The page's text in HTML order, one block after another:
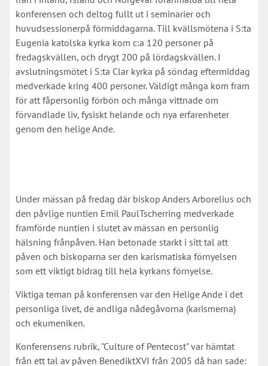
konferensen och deltog fullt ut i seminarier och
huvudsessionerpå förmiddagarna. Till kvällsmötena i S:ta
Eugenia katolska kyrka kom c:a 120 personer på
fredagskvällen, och drygt 200 på lördagskvällen. I
avslutningsmötet i S:ta Clar kyrka på söndag eftermiddag
medverkade kring 400 personer. Väldigt många kom fram
för att fåpersonlig förbön och många vittnade om
förvandlade liv, fysiskt helande och nya erfarenheter
genom den helige Ande.
Under mässan på fredag där biskop Anders Arborelius och
den påvlige nuntien Emil PaulTscherring medverkade
framförde nuntien i slutet av mässan en personlig
hälsning frånpåven. Han betonade starkt i sitt tal att
påven och biskoparna ser den karismatiska förnyelsen
som ett viktigt bidrag till hela kyrkans förnyelse.
Viktiga teman på konferensen var den Helige Ande i det
personliga livet, de andliga nådegåvorna (karismerna)
och ekumeniken.
Konferensens rubrik, "Culture of Pentecost" var hämtat
från ett tal av påven BenediktXVI från 2005 då han sade: